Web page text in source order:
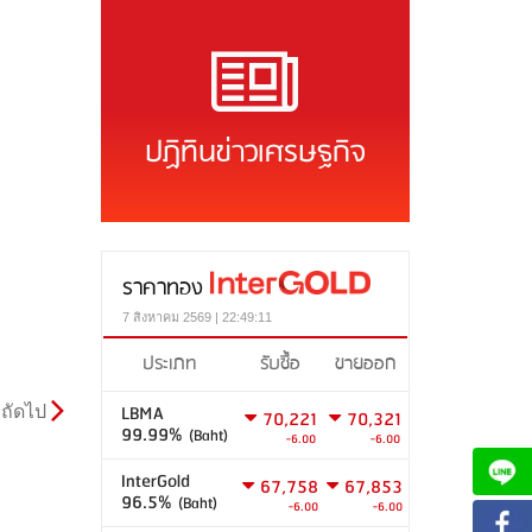
ดไป
ปฏิทินข่าวเศรษฐกิจ
ราคาทอง
7 สิงหาคม 2569 | 22:49:11
ประเภท รับซื้อ
ขายออก
LBMA
99.99% (Baht)
70,221
-6.00
70,321
-6.00
InterGold
96.5% (Baht)
67,758
-6.00
67,853
-6.00